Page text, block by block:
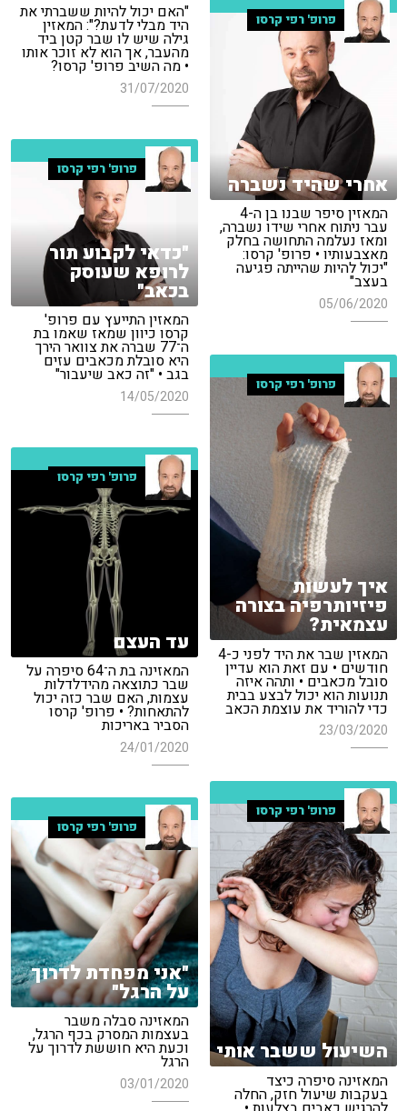
"האם יכול להיות ששברתי את
היד מבלי לדעת?": המאזין
גילה שיש לו שבר קטן ביד
מהעבר, אך הוא לא זוכר אותו
• מה השיב פרופ' קרסו?
31/07/2020
פרופ' רפי קרסו
אחרי שהיד נשברה
המאזין סיפר שבנו בן ה-4
עבר ניתוח אחרי שידו נשברה,
ומאז נעלמה התחושה בחלק
מאצבעותיו • פרופ' קרסו:
"יכול להיות שהייתה פגיעה
בעצב"
05/06/2020
פרופ' רפי קרסו
"כדאי לקבוע תור
לרופא שעוסק
בכאב"
המאזין התייעץ עם פרופ'
קרסו כיוון שמאז שאמו בת
ה־77 שברה את צוואר הירך
היא סובלת מכאבים עזים
בגב • "זה כאב שיעבור"
14/05/2020
פרופ' רפי קרסו
איך לעשות
פיזיותרפיה בצורה
עצמאית?
המאזין שבר את היד לפני כ-4
חודשים • עם זאת הוא עדיין
סובל מכאבים • ותהה איזה
תנועות הוא יכול לבצע בבית
כדי להוריד את עוצמת הכאב
23/03/2020
פרופ' רפי קרסו
עד העצם
המאזינה בת ה־64 סיפרה על
שבר כתוצאה מהידלדלות
עצמות, האם שבר כזה יכול
להתאחות? • פרופ' קרסו
הסביר באריכות
24/01/2020
פרופ' רפי קרסו
השיעול ששבר אותי
המאזינה סיפרה כיצד
בעקבות שיעול חזק, החלה
פרופ' רפי קרסו
"אני מפחדת לדרוך
על הרגל"
המאזינה סבלה משבר
בעצמות המסרק בכף הרגל,
וכעת היא חוששת לדרוך על
הרגל
03/01/2020